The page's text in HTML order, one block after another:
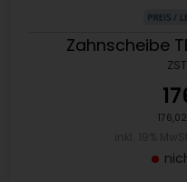
Zahnscheibe